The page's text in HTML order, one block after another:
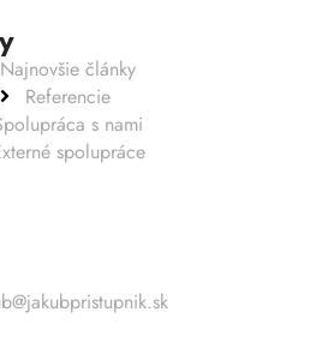
Najnovšie články
Referencie
s nami
spolupráce